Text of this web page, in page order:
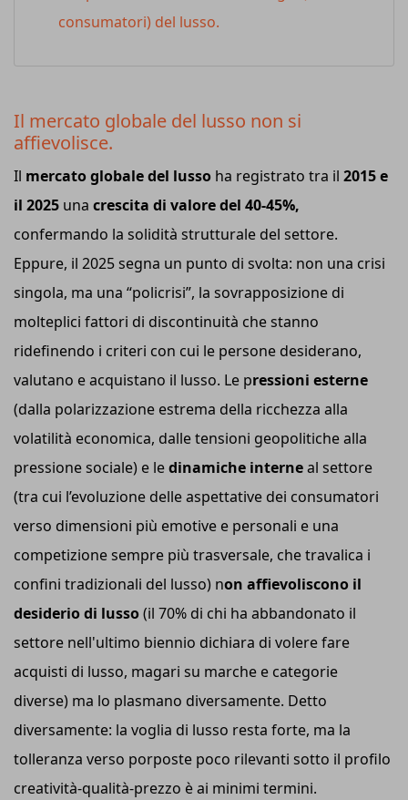
consumatori) del lusso.
Il mercato globale del lusso non si
affievolisce.
Il mercato globale del lusso ha registrato tra il 2015 e
il 2025 una crescita di valore del 40-45%,
confermando la solidità strutturale del settore.
Eppure, il 2025 segna un punto di svolta: non una crisi
singola, ma una “policrisi”, la sovrapposizione di
molteplici fattori di discontinuità che stanno
ridefinendo i criteri con cui le persone desiderano,
valutano e acquistano il lusso. Le pressioni esterne
(dalla polarizzazione estrema della ricchezza alla
volatilità economica, dalle tensioni geopolitiche alla
pressione sociale) e ledinamiche interneal settore
(tra cui l’evoluzione delle aspettative dei consumatori
verso dimensioni più emotive e personali e una
competizione sempre più trasversale, che travalica i
confini tradizionali del lusso) non affievoliscono il
desiderio di lusso(il 70% di chi ha abbandonato il
settore nell'ultimo biennio dichiara di volere fare
acquisti di lusso, magari su marche e categorie
diverse) ma lo plasmano diversamente. Detto
diversamente: la voglia di lusso resta forte, ma la
tolleranza verso porposte poco rilevanti sotto il profilo
creatività-qualità-prezzo è ai minimi termini.